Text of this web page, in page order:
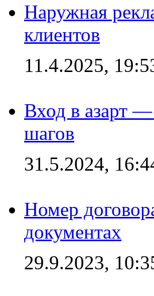
Наружная
клиентов
11.4.2025,
Вход в азарт
шагов
31.5.2024,
Номер
документах
29.9.2023,